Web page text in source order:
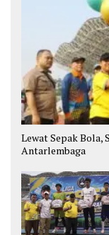
Lewat Sepak Bola,
Antarlembaga